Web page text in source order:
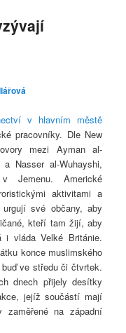
v hlavním městě
pracovníky. Dle New
mezi Ayman al-
Nasser al-Wuhayshi,
Jemenu. Americké
aktivitami a
své občany, aby
kteří tam žijí, aby
i vláda Velké Británie.
konce muslimského
ve středu či čtvrtek.
dnech přijely desítky
jejíž součástí mají
zaměřené na západní